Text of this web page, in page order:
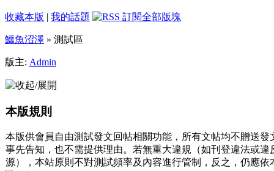
收藏本版 | 我的話題
鱷魚沼澤 » 測試區
版主: Admin
本版規則
本版供會員自由測試發文回帖相關功能，所有文帖均不贈送
事先告知，也不需提供理由。若無重大違規（如刊登違法或
源），本站原則不對測試頻率及內容進行管制，反之，仍應